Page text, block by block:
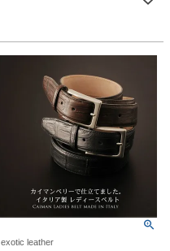
exotic leather